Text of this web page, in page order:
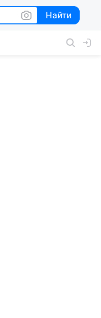
Найти
Найти